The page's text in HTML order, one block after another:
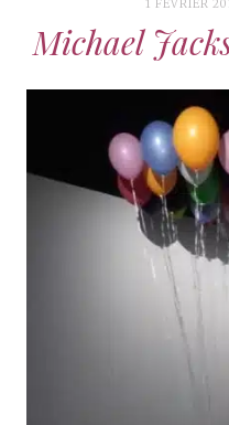
1 FÉVRIER
Michael